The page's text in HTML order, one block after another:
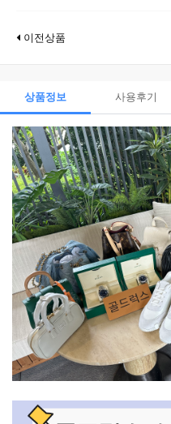
이전상품
상품정보 사용후기